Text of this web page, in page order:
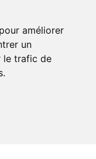
améliorer
un
le trafic de